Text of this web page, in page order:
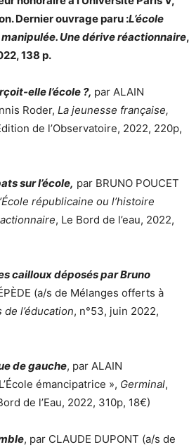
Dernier ouvrage paru :L’école
Une dérive réactionnaire,
138 p.
elle l’école ?, par ALAIN
Roder, La jeunesse française,
de l’Observatoire, 2022, 220p,
sur l’école, par BRUNO POUCET
républicaine ou l’histoire
, Le Bord de l’eau, 2022,
cailloux déposés par Bruno
(a/s de Mélanges offerts à
l’éducation, n°53, juin 2022,
de gauche, par ALAIN
émancipatrice », Germinal,
de l’Eau, 2022, 310p, 18€)
, par CLAUDE DUPONT (a/s de